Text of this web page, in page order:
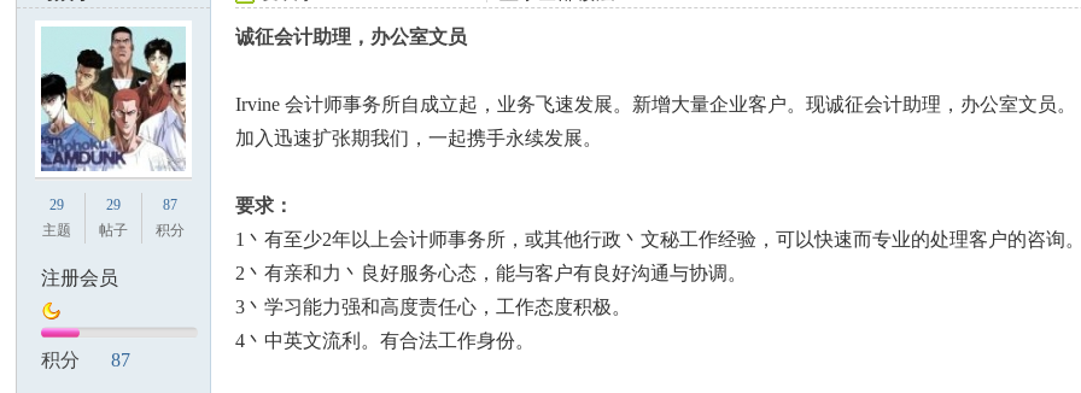
国
29
主题
29
帖子
87
积分
注册会员
积分 87
诚征会计助理，办公室文员
Irvine 会计师事务所自成立起，业务飞速发展。新增大量企业客户。现诚征会计助理，办公室文员。
加入迅速扩张期我们，一起携手永续发展。
要求：
1丶有至少2年以上会计师事务所，或其他行政丶文秘工作经验，可以快速而专业的处理客户的咨询
2丶有亲和力丶良好服务心态，能与客户有良好沟通与协调。
3丶学习能力强和高度责任心，工作态度积极。
4丶中英文流利。有合法工作身份。